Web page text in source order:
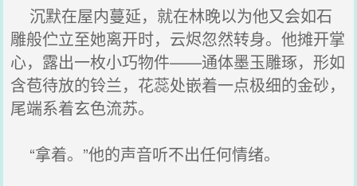
沉默在屋内蔓延，就在林晚以为他又会如石
雕般伫立至她离开时，云烬忽然转身。他摊开掌
心，露出一枚小巧物件——通体墨玉雕琢，形如
含苞待放的铃兰，花蕊处嵌着一点极细的金砂，
尾端系着玄色流苏。
“拿着。”他的声音听不出任何情绪。